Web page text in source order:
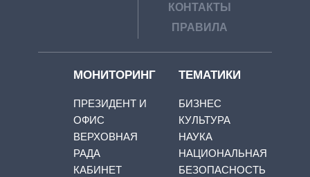
КОНТАКТЫ
ПРАВИЛА
МОНИТОРИНГ
ПРЕЗИДЕНТ И
ОФИС
ВЕРХОВНАЯ
РАДА
КАБИНЕТ
ТЕМАТИКИ
БИЗНЕС
КУЛЬТУРА
НАУКА
НАЦИОНАЛЬНАЯ
БЕЗОПАСНОСТЬ